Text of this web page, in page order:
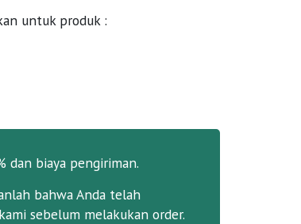
untuk produk :
dan biaya pengiriman.
bahwa Anda telah
sebelum melakukan order.